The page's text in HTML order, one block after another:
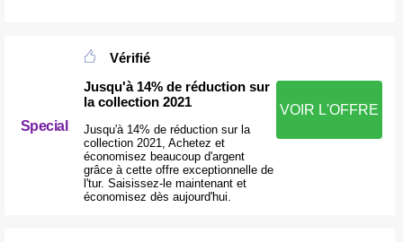
Special
Vérifié
Jusqu'à 14% de réduction sur
la collection 2021
Jusqu'à 14% de réduction sur la
collection 2021, Achetez et
économisez beaucoup d'argent
grâce à cette offre exceptionnelle de
l'tur. Saisissez-le maintenant et
économisez dès aujourd'hui.
VOIR L'OFFRE